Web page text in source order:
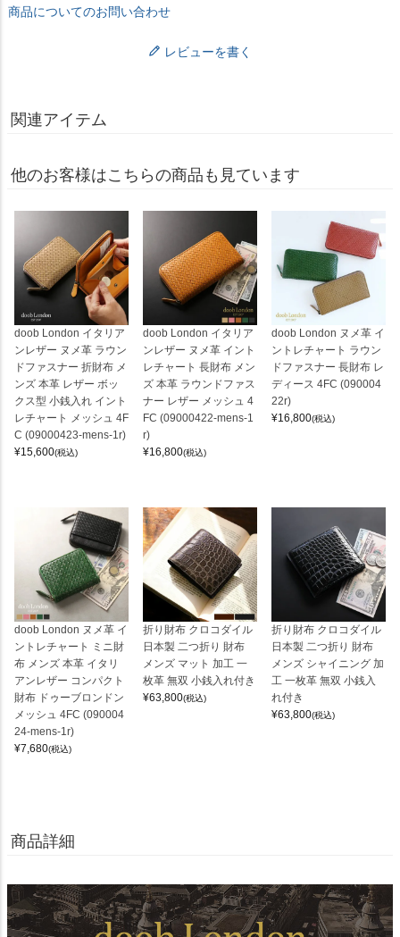
商品についてのお問い合わせ
レビューを書く
関連アイテム
他のお客様はこちらの商品も見ています
doob London イタリア
ンレザー ヌメ革 ラウン
ドファスナー 折財布 メ
ンズ 本革 レザー ボッ
クス型 小銭入れ イント
レチャート メッシュ 4F
C (09000423-mens-1r)
¥15,600(税込)
doob London イタリア
ンレザー ヌメ革 イント
レチャート 長財布 メン
ズ 本革 ラウンドファス
ナー レザー メッシュ 4
FC (09000422-mens-1
r)
¥16,800(税込)
doob London ヌメ革 イ
ントレチャート ラウン
ドファスナー 長財布 レ
ディース 4FC (090004
22r)
¥16,800(税込)
doob London ヌメ革 イ
ントレチャート ミニ財
布 メンズ 本革 イタリ
アンレザー コンパクト
財布 ドゥーブロンドン
メッシュ 4FC (090004
24-mens-1r)
¥7,680(税込)
折り財布 クロコダイル
日本製 二つ折り 財布
メンズ マット 加工 一
枚革 無双 小銭入れ付き
¥63,800(税込)
折り財布 クロコダイル
日本製 二つ折り 財布
メンズ シャイニング 加
工 一枚革 無双 小銭入
れ付き
¥63,800(税込)
商品詳細